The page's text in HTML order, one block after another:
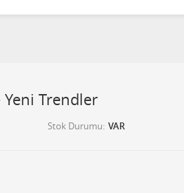
Trendler
Stok Durumu VAR